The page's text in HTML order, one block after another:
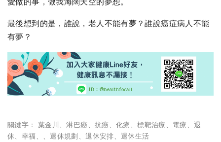
最後想到的是，誰說，老人不能有夢？誰說癌症病人不能
有夢？
關鍵字： 葉金川 、淋巴癌 抗癌 化療 、標靶治療 電療 、退
休
幸福 、退休規劃 、退休安排 退休生活